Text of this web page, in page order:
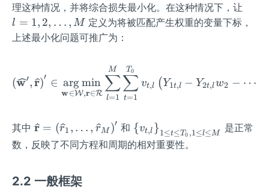
理这种情况，并将综合损失最小化。在这种情况下，让
l = 1, 2, … , M 定义为将被匹配产生权重的变量下标，
上述最小化问题可推广为：
(w′,r)′ ∈
w∈W,r∈R
argmin
l=1
∑
M
t=1
∑
T0
vt,l ( Y1t,l − Y2t,lw2 − ⋯
其中 \wi
deh
ath
r = (r1 , … , rM )′ 和 \le
ft\
{vt,l }1≤t≤T0 ,1≤l≤M
是正常
数，反映了不同方程和周期的相对重要性。
2.2 一般框架